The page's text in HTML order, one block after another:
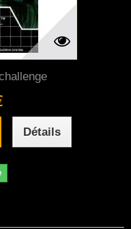
Détails